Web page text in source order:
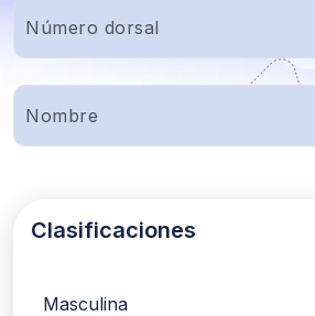
Clasificaciones
Masculina